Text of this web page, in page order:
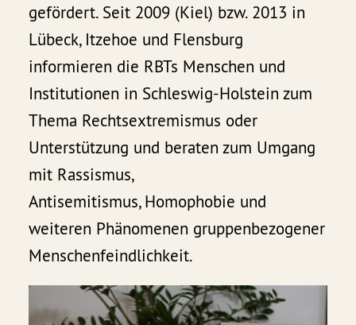
gefördert. Seit 2009 (Kiel) bzw. 2013 in
Lübeck, Itzehoe und Flensburg
informieren die RBTs Menschen und
Institutionen in Schleswig-Holstein zum
Thema Rechtsextremismus oder
Unterstützung und beraten zum Umgang
mit Rassismus,
Antisemitismus, Homophobie und
weiteren Phänomenen gruppenbezogener
Menschenfeindlichkeit.